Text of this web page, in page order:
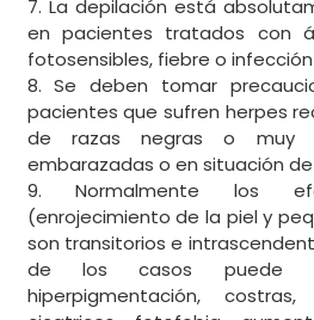
7. La depilación está
en pacientes tratados con
fotosensibles, fiebre o
8. Se deben tomar
pacientes que sufren herpes
de razas negras o muy
embarazadas o en situación
9. Normalmente los
(enrojecimiento de la piel y
son transitorios e
de los casos puede
hiperpigmentación,